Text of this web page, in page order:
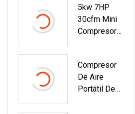
Para
Odontología
5kw 7HP
30cfm Mini
Compresor
De Tornillo
Rotativo De
Bajo Ruido
Compresor
De Aire
Portátil De